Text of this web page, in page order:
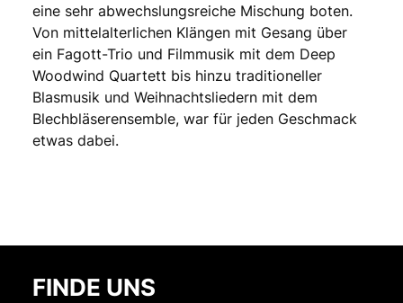
eine sehr abwechslungsreiche Mischung boten.
Von mittelalterlichen Klängen mit Gesang über
ein Fagott-Trio und Filmmusik mit dem Deep
Woodwind Quartett bis hinzu traditioneller
Blasmusik und Weihnachtsliedern mit dem
Blechbläserensemble, war für jeden Geschmack
etwas dabei.
FINDE UNS